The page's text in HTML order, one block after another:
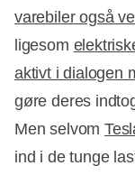
varebiler også
ligesom
aktivt i dialogen
gøre deres
Men selvom
ind i de tunge